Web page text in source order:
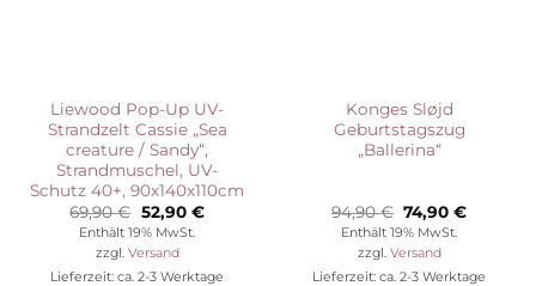
Liewood Pop-Up UV-
Strandzelt Cassie „Sea
creature / Sandy“,
Strandmuschel, UV-
Schutz 40+, 90x140x110cm
69,90€ Ursprünglicher
Preis
war:
69,90 €
52,90 €Aktueller
Enthält 19% MwSt.
zzgl. Versand
Lieferzeit: ca. 2-3 Werktage
Konges Sløjd
Geburtstagszug
„Ballerina“
94,90€ Ursprünglicher
Preis
war:
94,90 €
74,90€
Enthält 19% MwSt.
zzgl. Versand
Lieferzeit: ca. 2-3 Werktage